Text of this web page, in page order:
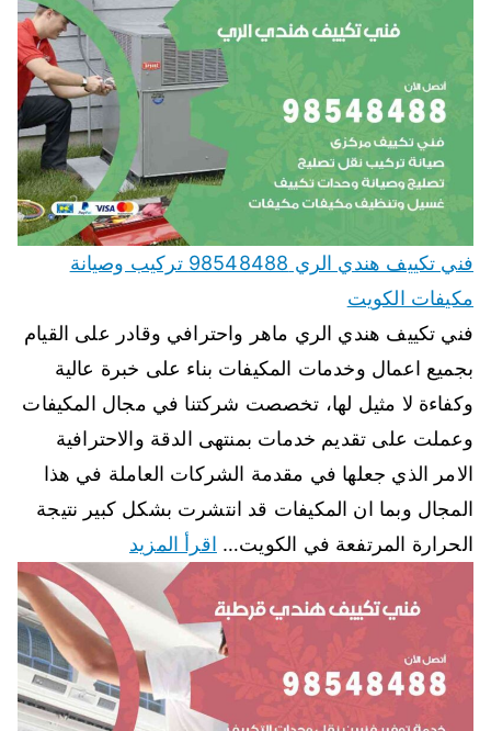
فني تكييف هندي الري 98548488 تركيب وصيانة
مكيفات الكويت
فني تكييف هندي الري ماهر واحترافي وقادر على القيام
بجميع اعمال وخدمات المكيفات بناء على خبرة عالية
وكفاءة لا مثيل لها، تخصصت شركتنا في مجال المكيفات
وعملت على تقديم خدمات بمنتهى الدقة والاحترافية
الامر الذي جعلها في مقدمة الشركات العاملة في هذا
المجال وبما ان المكيفات قد انتشرت بشكل كبير نتيجة
الحرارة المرتفعة في الكويت… اقرأ المزيد